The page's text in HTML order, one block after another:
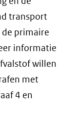
transport
de primaire
informatie
willen
met
4 en